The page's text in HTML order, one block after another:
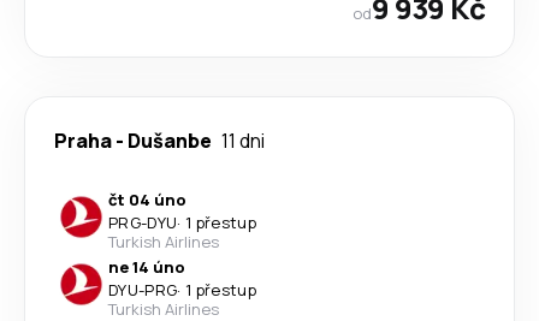
od
Praha- Dušanbe 11 dni
čt 04 úno
PRG-DYU· 1 přestup
Turkish Airlines
ne 14 úno
DYU-PRG· 1 přestup
Turkish Airlines